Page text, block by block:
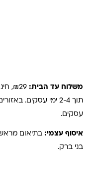
משלוח עד הבית:
עסקים.
איסוף עצמי:
בני ברק.